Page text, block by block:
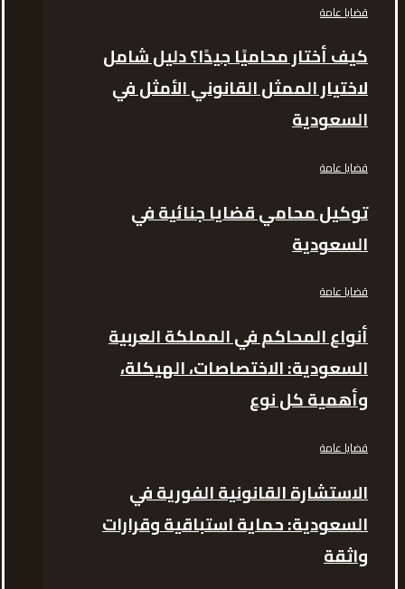
قضايا عامة
كيف أختار محاميًا جيدًا؟ دليل شامل
لاختيار الممثل القانوني الأمثل في
السعودية
قضايا عامة
توكيل محامي قضايا جنائية في
السعودية
قضايا عامة
أنواع المحاكم في المملكة العربية
السعودية: الاختصاصات، الهيكلة،
وأهمية كل نوع
قضايا عامة
الاستشارة القانونية الفورية في
السعودية: حماية استباقية وقرارات
واثقة